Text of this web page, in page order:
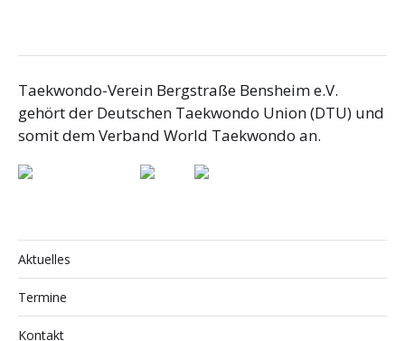
Taekwondo-Verein Bergstraße Bensheim e.V.
gehört der Deutschen Taekwondo Union (DTU) und
somit dem Verband World Taekwondo an.
Aktuelles
Termine
Kontakt